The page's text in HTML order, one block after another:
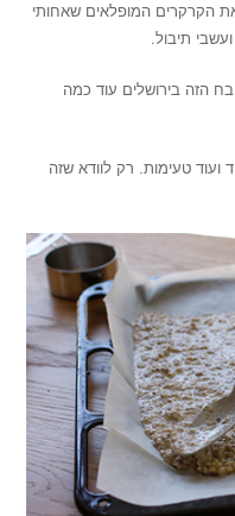
הקרקרים המופלאים שאחותי
תיבול.
הזה בירושלים עוד כמה
ועוד טעימות. רק לוודא שזה